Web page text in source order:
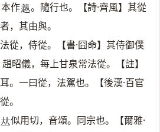
作𨑢 。隨行也。【詩·齊風】其從
，其由與。
從，侍從。【書·囧命】其侍御僕
昭儀，每上甘泉常法從。【註】
。一曰從，法駕也。【後漢·百官
。
𠀤似用切，音頌。同宗也。【爾雅·